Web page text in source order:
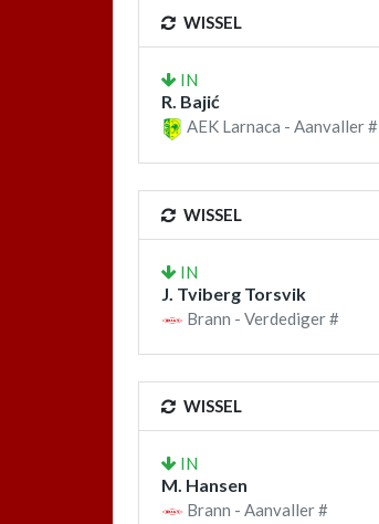
WISSEL
IN
R. Bajić
AEK Larnaca - Aanvaller #
WISSEL
IN
J. Tviberg Torsvik
Brann - Verdediger #
WISSEL
IN
M. Hansen
Brann - Aanvaller #